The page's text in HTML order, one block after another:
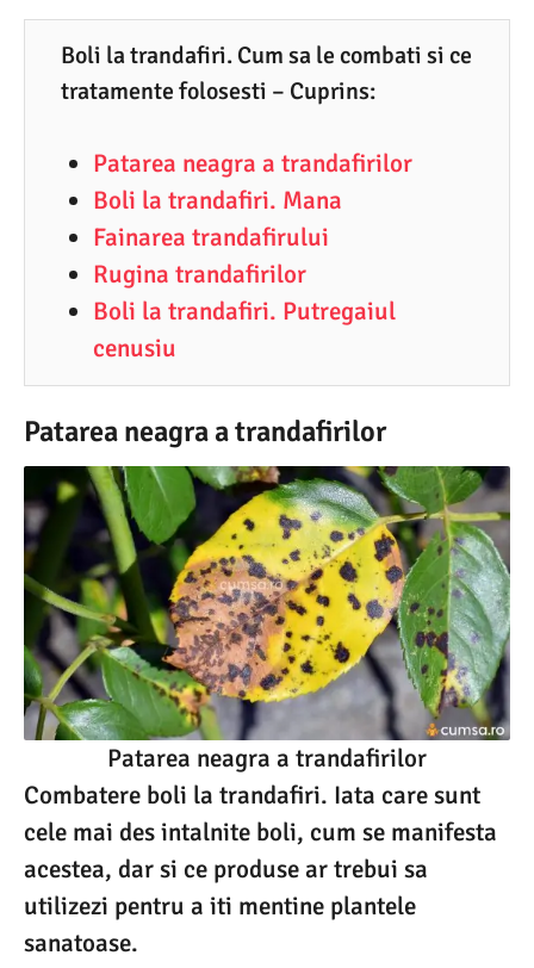
0
Boli la trandafiri. Cum sa le combati si ce
tratamente folosesti – Cuprins:
Patarea neagra a trandafirilor
Boli la trandafiri. Mana
Fainarea trandafirului
Rugina trandafirilor
Boli la trandafiri. Putregaiul
cenusiu
Patarea neagra a trandafirilor
Patarea neagra a trandafirilor
Combatere boli la trandafiri. Iata care sunt
cele mai des intalnite boli, cum se manifesta
acestea, dar si ce produse ar trebui sa
utilizezi pentru a iti mentine plantele
sanatoase.